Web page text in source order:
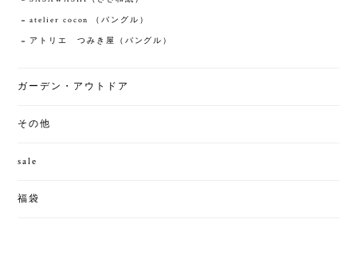
atelier cocon （バングル）
アトリエ つみき屋（バングル）
ガーデン・アウトドア
その他
sale
福袋